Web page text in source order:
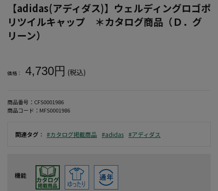
【adidas(アディダス)】ウェルディングロゴポ
リツイルキャップ ＊カタログ商品（Ｄ．グ
リーン）
価格： 4,730円 (税込)
商品番号： CFS0001986
商品コード： MFS0001986
関連タグ ： #カタログ掲載商品 #adidas #アディダス
機能